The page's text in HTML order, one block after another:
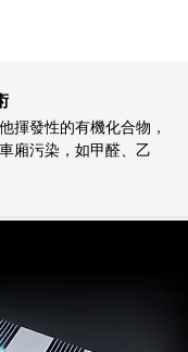
揮發性的有機化合物，
廂污染，如甲醛、乙